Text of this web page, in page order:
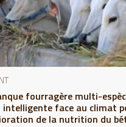
fourragère multi-
intelligente face au climat
de la nutrition du